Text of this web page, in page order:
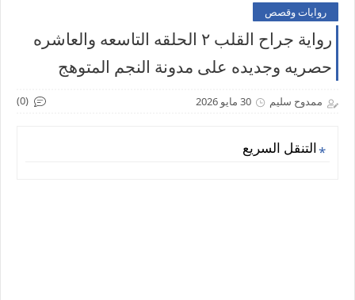
روايات وقصص
رواية جراح القلب ٢ الحلقه التاسعه والعاشره
حصريه وجديده على مدونة النجم المتوهج
ممدوح سليم 30 مايو 2026 (0)
التنقل السريع